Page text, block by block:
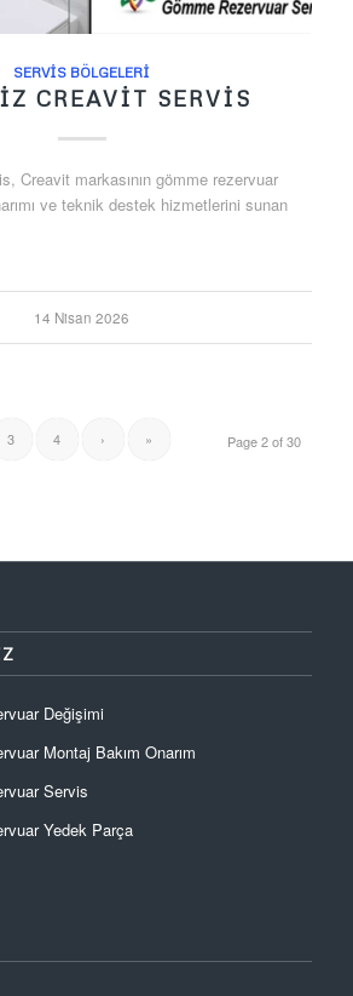
SERVIS BÖLGELERI
CREAVIT SERVIS
Creavit markasının gömme rezervuar
ve teknik destek hizmetlerini sunan
14 Nisan 2026
Page 2 of 30
3 4 › »
Değişimi
Montaj Bakım Onarım
Servis
Yedek Parça